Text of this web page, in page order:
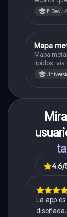
1º Sec
Biología
Mapa
Mapa
lípidos, vía
4.6/
La app